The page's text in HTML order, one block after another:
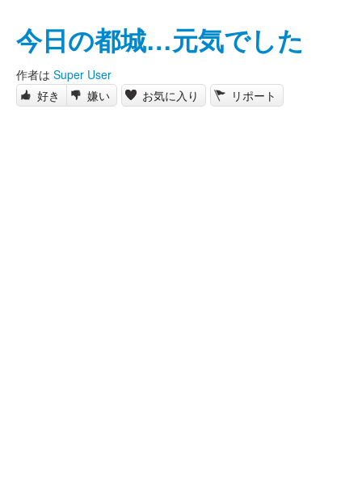
今日の都城…元気でした
作者は Super User
好き
嫌い お気に入り リポート